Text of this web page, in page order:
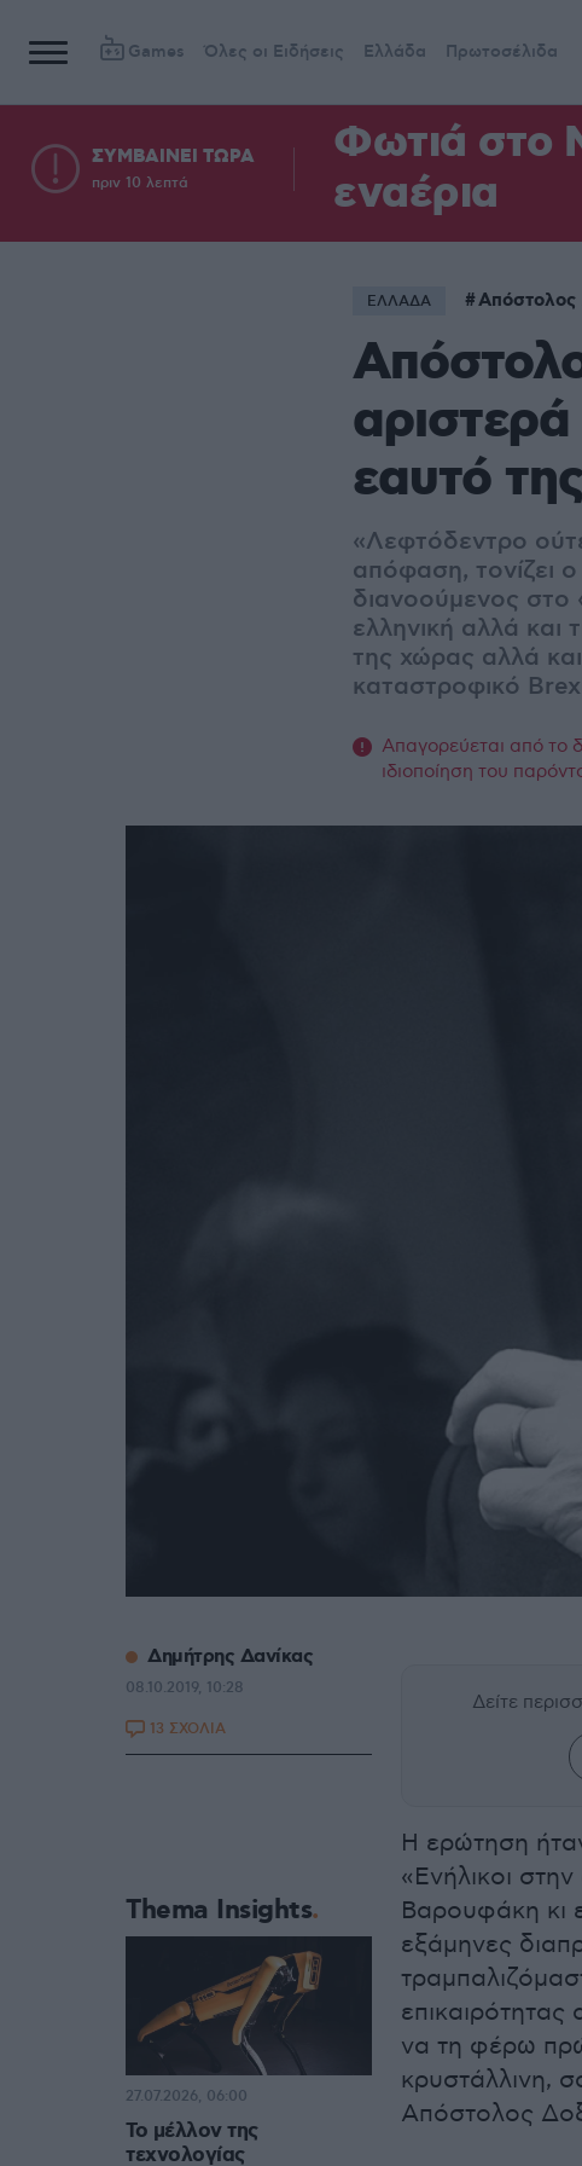
Games Όλες οι Ειδήσεις Ελλάδα Πρωτοσέλιδα
ΣΥΜΒΑΙΝΕΙ ΤΩΡΑ
πριν 10 λεπτά
Φωτιά στο
εναέρια
ΕΛΛΑΔΑ Απόστολος
εαυτό
«Λεφτόδεντρο
απόφαση, τονίζει
διανοούμενος
ελληνική αλλά και
της χώρας αλλά
καταστροφικό
Απαγορεύεται από το
ιδιοποίηση του
Δείτε
Η ερώτηση ήταν
«Ενήλικοι
Βαρουφάκη κι
εξάμηνες
να τη φέρω
κρυστάλλινη,
Απόστολος
Δημήτρης Δανίκας
08.10.2019, 10:28
13 ΣΧΟΛΙΑ
Thema Insights
Το μέλλον της
τεχνολογίας
27.07.2026, 06:00